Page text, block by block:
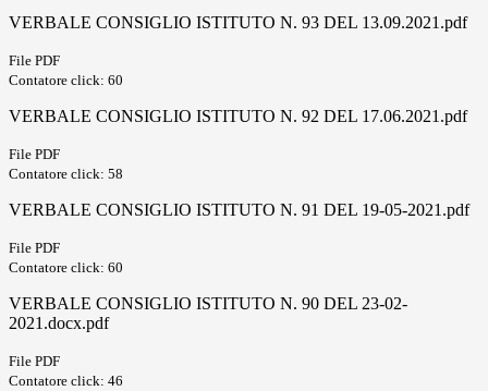
VERBALE CONSIGLIO ISTITUTO N. 93 DEL 13.09.2021.pdf
File PDF
Contatore click: 60
VERBALE CONSIGLIO ISTITUTO N. 92 DEL 17.06.2021.pdf
File PDF
Contatore click: 58
VERBALE CONSIGLIO ISTITUTO N. 91 DEL 19-05-2021.pdf
File PDF
Contatore click: 60
VERBALE CONSIGLIO ISTITUTO N. 90 DEL 23-02-
2021.docx.pdf
File PDF
Contatore click: 46